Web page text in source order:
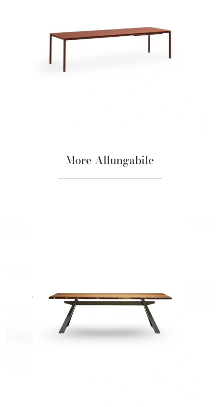
More Allungabile